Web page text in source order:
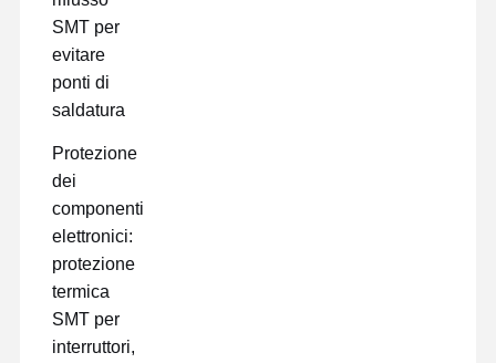
SMT per
evitare
ponti di
saldatura
Protezione
dei
componenti
elettronici:
protezione
termica
SMT per
interruttori,